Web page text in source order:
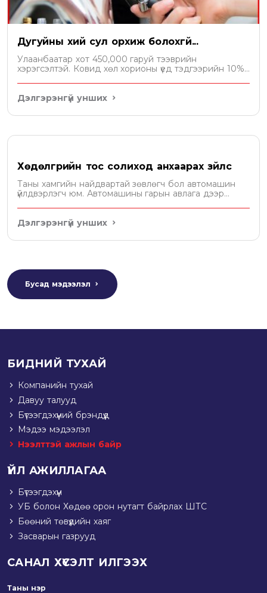
Дугуйны хий сул орхиж болохгүй...
Улаанбаатар хот 450,000 гаруй тээврийн
хэрэгсэлтэй. Ковид хөл хорионы үед тэдгээрийн 10%
нь дугуйн хийн даралт юм.
Дэлгэрэнгүй унших
Хөдөлгүүрийн тос солиход анхаарах зүйлс
Таны хамгийн найдвартай зөвлөгч бол автомашин
үйлдвэрлэгч юм. Автомашины гарын авлага дээр
Дэлгэрэнгүй унших
Бусад мэдээлэл
БИДНИЙ ТУХАЙ
Компанийн тухай
Давуу талууд
Бүтээгдэхүүний брэндүүд
Мэдээ мэдээлэл
Нээлттэй ажлын байр
ҮЙЛ АЖИЛЛАГАА
Бүтээгдэхүүн
УБ болон Хөдөө орон нутагт байрлах ШТС
Бөөний төвүүдийн хаяг
Засварын газрууд
САНАЛ ХҮСЭЛТ ИЛГЭЭХ
Таны нэр